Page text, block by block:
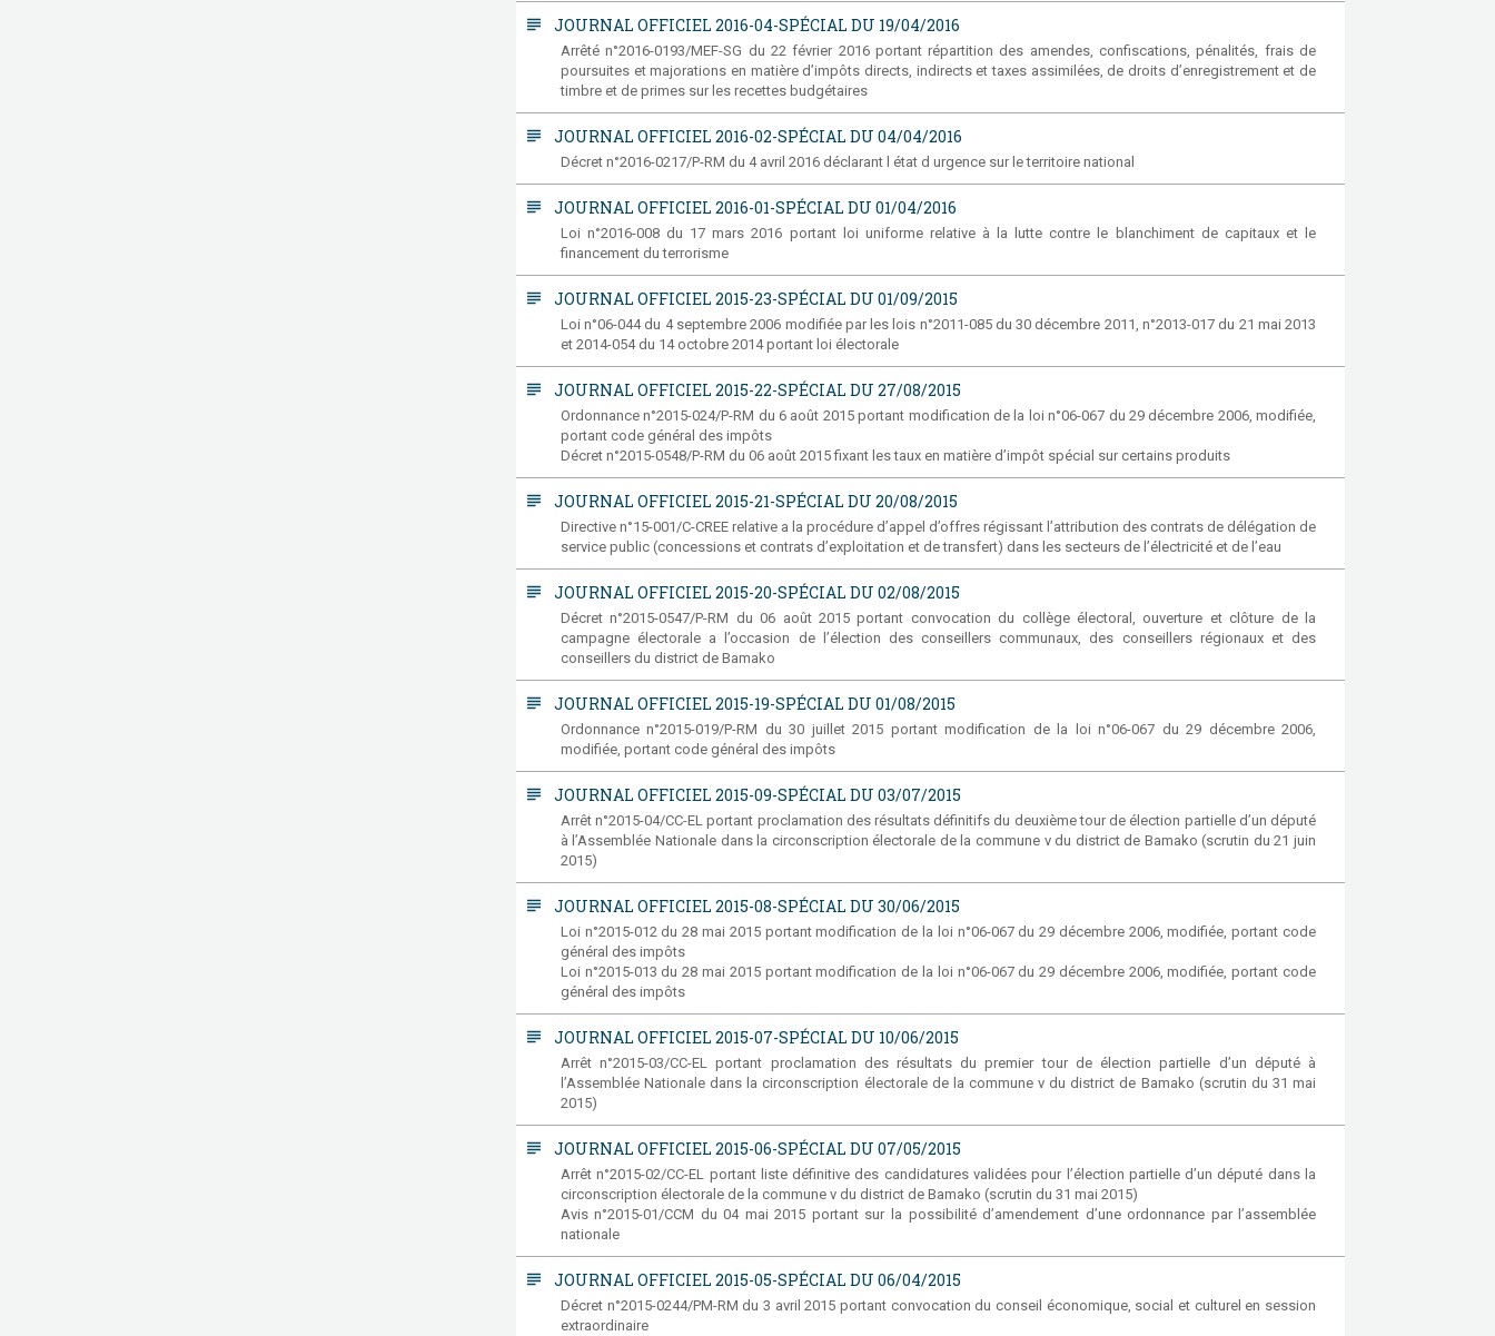
subject JOURNAL OFFICIEL 2016-04-SPÉCIAL DU 19/04/2016
Arrêté n°2016-0193/MEF-SG du 22 février 2016 portant répartition des amendes, confiscations, pénalités, frais de
poursuites et majorations en matière d’impôts directs, indirects et taxes assimilées, de droits d’enregistrement et de
timbre et de primes sur les recettes budgétaires
subject JOURNAL OFFICIEL 2016-02-SPÉCIAL DU 04/04/2016
Décret n°2016-0217/P-RM du 4 avril 2016 déclarant l état d urgence sur le territoire national
subject JOURNAL OFFICIEL 2016-01-SPÉCIAL DU 01/04/2016
Loi n°2016-008 du 17 mars 2016 portant loi uniforme relative à la lutte contre le blanchiment de capitaux et le
financement du terrorisme
subject JOURNAL OFFICIEL 2015-23-SPÉCIAL DU 01/09/2015
Loi n°06-044 du 4 septembre 2006 modifiée par les lois n°2011-085 du 30 décembre 2011, n°2013-017 du 21 mai 2013
et 2014-054 du 14 octobre 2014 portant loi électorale
subject JOURNAL OFFICIEL 2015-22-SPÉCIAL DU 27/08/2015
Ordonnance n°2015-024/P-RM du 6 août 2015 portant modification de la loi n°06-067 du 29 décembre 2006, modifiée,
portant code général des impôts
Décret n°2015-0548/P-RM du 06 août 2015 fixant les taux en matière d’impôt spécial sur certains produits
subject JOURNAL OFFICIEL 2015-21-SPÉCIAL DU 20/08/2015
Directive n°15-001/C-CREE relative a la procédure d’appel d’offres régissant l’attribution des contrats de délégation de
service public (concessions et contrats d’exploitation et de transfert) dans les secteurs de l’électricité et de l’eau
subject JOURNAL OFFICIEL 2015-20-SPÉCIAL DU 02/08/2015
Décret n°2015-0547/P-RM du 06 août 2015 portant convocation du collège électoral, ouverture et clôture de la
campagne électorale a l’occasion de l’élection des conseillers communaux, des conseillers régionaux et des
conseillers du district de Bamako
subject JOURNAL OFFICIEL 2015-19-SPÉCIAL DU 01/08/2015
Ordonnance n°2015-019/P-RM du 30 juillet 2015 portant modification de la loi n°06-067 du 29 décembre 2006,
modifiée, portant code général des impôts
subject JOURNAL OFFICIEL 2015-09-SPÉCIAL DU 03/07/2015
Arrêt n°2015-04/CC-EL portant proclamation des résultats définitifs du deuxième tour de élection partielle d’un député
à l’Assemblée Nationale dans la circonscription électorale de la commune v du district de Bamako (scrutin du 21 juin
2015)
subject JOURNAL OFFICIEL 2015-08-SPÉCIAL DU 30/06/2015
Loi n°2015-012 du 28 mai 2015 portant modification de la loi n°06-067 du 29 décembre 2006, modifiée, portant code
général des impôts
Loi n°2015-013 du 28 mai 2015 portant modification de la loi n°06-067 du 29 décembre 2006, modifiée, portant code
général des impôts
subject JOURNAL OFFICIEL 2015-07-SPÉCIAL DU 10/06/2015
Arrêt n°2015-03/CC-EL portant proclamation des résultats du premier tour de élection partielle d’un député à
l’Assemblée Nationale dans la circonscription électorale de la commune v du district de Bamako (scrutin du 31 mai
2015)
subject JOURNAL OFFICIEL 2015-06-SPÉCIAL DU 07/05/2015
Arrêt n°2015-02/CC-EL portant liste définitive des candidatures validées pour l’élection partielle d’un député dans la
circonscription électorale de la commune v du district de Bamako (scrutin du 31 mai 2015)
Avis n°2015-01/CCM du 04 mai 2015 portant sur la possibilité d’amendement d’une ordonnance par l’assemblée
nationale
subject JOURNAL OFFICIEL 2015-05-SPÉCIAL DU 06/04/2015
Décret n°2015-0244/PM-RM du 3 avril 2015 portant convocation du conseil économique, social et culturel en session
extraordinaire